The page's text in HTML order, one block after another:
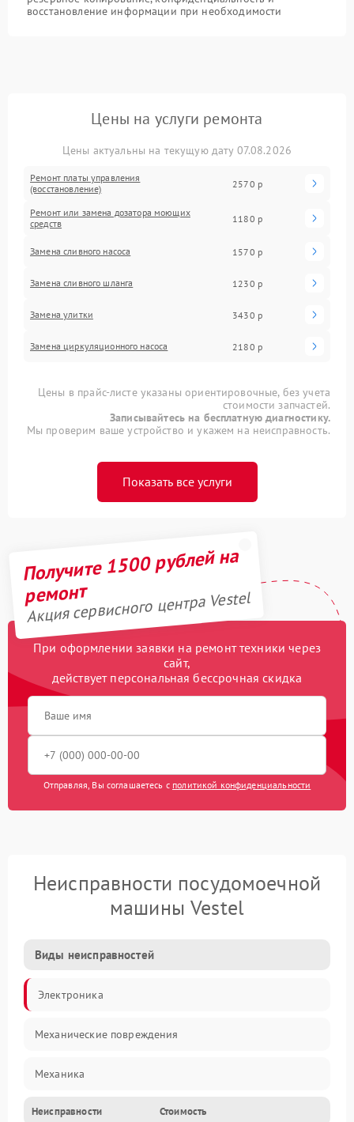
восстановление информации при необходимости
Цены на услуги ремонта
Цены актуальны на текущую дату 07.08.2026
Ремонт платы управления
(восстановление)
2570 р
Ремонт или замена дозатора моющих
средств
1180 р
Замена сливного насоса 1570 р
Замена сливного шланга 1230 р
Замена улитки 3430 р
Замена циркуляционного насоса 2180 р
Цены в прайс-листе указаны ориентировочные, без учета
стоимости запчастей.
Записывайтесь на бесплатную диагностику.
Мы проверим ваше устройство и укажем на неисправность.
Показать все услуги
Получите 1500 рублей на
ремонт
Акция сервисного центра Vestel
При оформлении заявки на ремонт техники через
сайт,
действует персональная бессрочная скидка
Отправляя, Вы соглашаетесь с политикой конфиденциальности
Неисправности посудомоечной
машины Vestel
Виды неисправностей
Электроника
Механические повреждения
Механика
Управление
Неисправности Стоимость